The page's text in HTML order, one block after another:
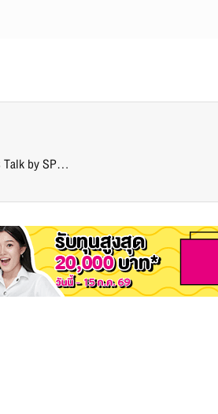
ห้ามพลาด! คณะสถาปัตย์ SPU ขอเชิญทุกท่าน เข้าร่วมการเสวนาออนไลน์ อาคาร Talk by SPU ครั้งที่ 1 กับประเด็นร้อน “ไฟไหม้อาคาร… ภัยใกล้ตัวที่รอประทุ